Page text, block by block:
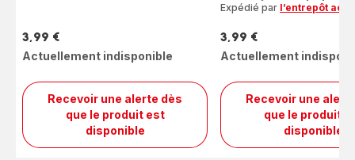
Recevoir une alerte dès
que le produit est
disponible
Socle
SS-
9100062432
Prix
3,99 €
Actuellement indisponible
Recevoir une
que le produit
disponible
Filtre
SS-
Expédié par l’entrepôt
Prix
3,99 €
Actuellement